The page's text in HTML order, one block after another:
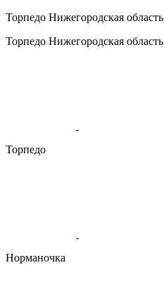
Торпедо Нижегородская область
Торпедо Нижегородская область
Торпедо
Норманочка